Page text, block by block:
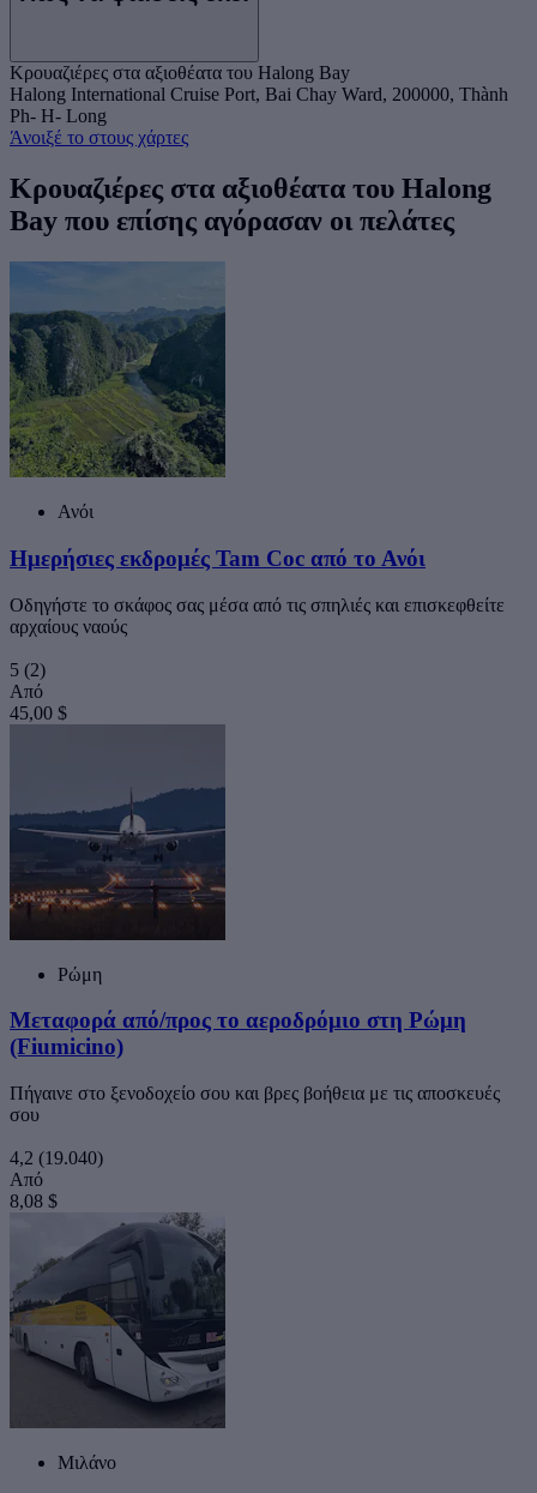
Κρουαζιέρες στα αξιοθέατα του Halong Bay
Halong International Cruise Port, Bai Chay Ward, 200000, Thành
Ph- H- Long
Άνοιξέ το στους χάρτες
Κρουαζιέρες στα αξιοθέατα του Halong
Bay που επίσης αγόρασαν οι πελάτες
Ανόι
Ημερήσιες εκδρομές Tam Coc από το Ανόι
Οδηγήστε το σκάφος σας μέσα από τις σπηλιές και επισκεφθείτε
αρχαίους ναούς
5 (2)
Από
45,00 $
Ρώμη
Μεταφορά από/προς το αεροδρόμιο στη Ρώμη
(Fiumicino)
Πήγαινε στο ξενοδοχείο σου και βρες βοήθεια με τις αποσκευές
σου
4,2 (19.040)
Από
8,08 $
Μιλάνο